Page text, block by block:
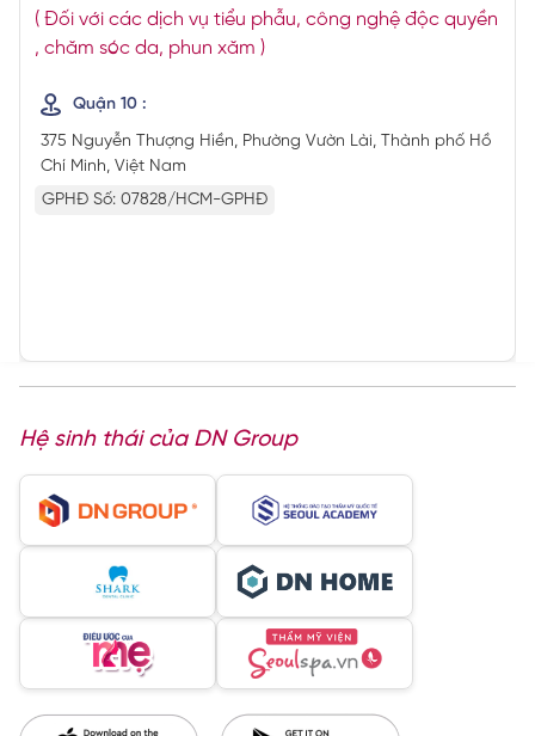
( Đối với các dịch vụ tiểu phẫu, công nghệ độc quyền
, chăm sóc da, phun xăm )
Quận 10 :
375 Nguyễn Thượng Hiền, Phường Vườn Lài, Thành phố Hồ
Chí Minh, Việt Nam
GPHĐ Số: 07828/HCM-GPHĐ
Hệ sinh thái của DN Group